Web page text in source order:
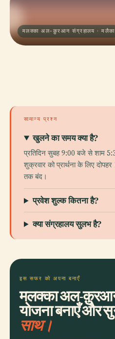
मलक्का अल-क़ुरआन संग्रहालय · मलैका
सामान्य प्रश्न
खुलने का समय क्या है?
प्रतिदिन सुबह 9:00 बजे से शाम
शुक्रवार को प्रार्थना के लिए
तक बंद।
प्रवेश शुल्क कितना है?
क्या संग्रहालय सुलभ है?
इस सफर को अपना बनाएँ
मलक्का अल-
योजना बनाएँ और
साथ।